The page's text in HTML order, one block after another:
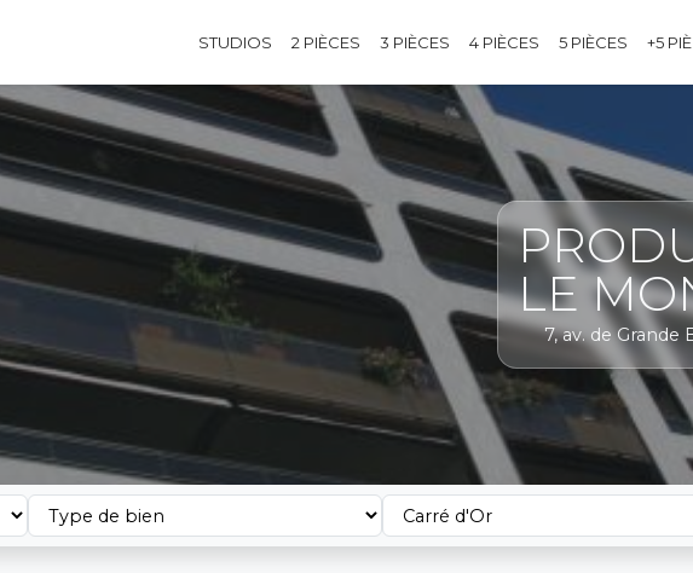
STUDIOS 2 PIÈCES 3 PIÈCES 4 PIÈCES 5 PIÈCES +5
LE
7, av. de Grande